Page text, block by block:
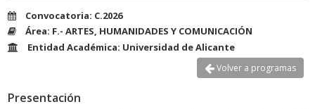
Convocatoria: C.2026
Área: F.- ARTES, HUMANIDADES Y COMUNICACIÓN
Entidad Académica: Universidad de Alicante
Volver a programas
Presentación